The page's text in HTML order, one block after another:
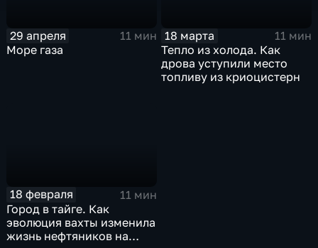
29 апреля
11 мин
Море газа
18 марта
11 мин
Тепло из холода. Как
дрова уступили место
топливу из криоцистерн
18 февраля
11 мин
Город в тайге. Как
эволюция вахты изменила
жизнь нефтяников на